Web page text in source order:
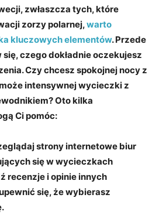
zwłaszcza tych, które
zorzy polarnej,warto
kluczowych elementów. Przede
czego dokładnie oczekujesz
Czy chcesz spokojnej nocy z
intensywnej wycieczki z
Oto kilka
Ci pomóc:
strony internetowe biur
się w wycieczkach
recenzje i opinie innych
się, że wybierasz